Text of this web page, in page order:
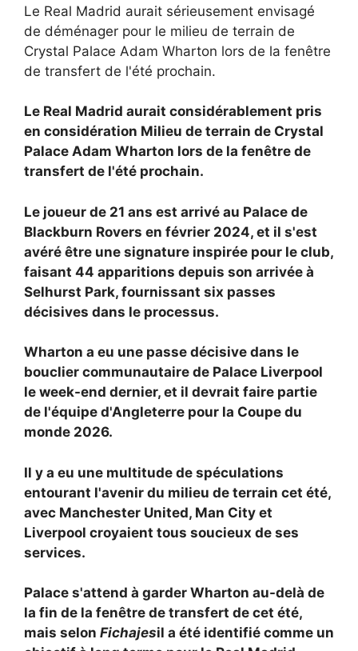
Le Real Madrid aurait sérieusement envisagé
de déménager pour le milieu de terrain de
Crystal Palace Adam Wharton lors de la fenêtre
de transfert de l'été prochain.
Le Real Madrid aurait considérablement pris
en considération Milieu de terrain de Crystal
Palace Adam Wharton lors de la fenêtre de
transfert de l'été prochain.
Le joueur de 21 ans est arrivé au Palace de
Blackburn Rovers en février 2024, et il s'est
avéré être une signature inspirée pour le club,
faisant 44 apparitions depuis son arrivée à
Selhurst Park, fournissant six passes
décisives dans le processus.
Wharton a eu une passe décisive dans le
bouclier communautaire de Palace Liverpool
le week-end dernier, et il devrait faire partie
de l'équipe d'Angleterre pour la Coupe du
monde 2026.
Il y a eu une multitude de spéculations
entourant l'avenir du milieu de terrain cet été,
avec Manchester United, Man City et
Liverpool croyaient tous soucieux de ses
services.
Palace s'attend à garder Wharton au-delà de
la fin de la fenêtre de transfert de cet été,
mais selon Fichajesil a été identifié comme un